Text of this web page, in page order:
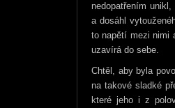
nedopatřením
a dosáhl
to napětí mezi nimi
uzavírá do sebe.
Chtěl, aby byla
na takové sladké
které jeho i z